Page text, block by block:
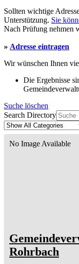
Sollten wichtige
Unterstützung. Sie
Nach Prüfung nehmen
» Adresse eintragen
Wir wünschen Ihnen
Die Ergebnisse
Suche löschen
Search Directory
No Image Available
Rohrbach